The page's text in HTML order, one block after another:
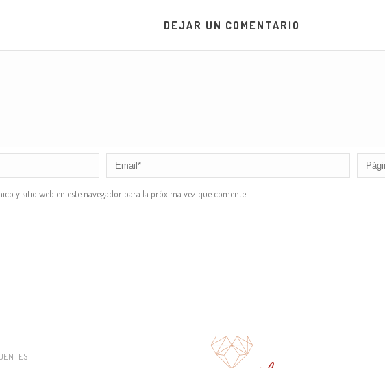
DEJAR UN COMENTARIO
y sitio web en este navegador para la próxima vez que comente.